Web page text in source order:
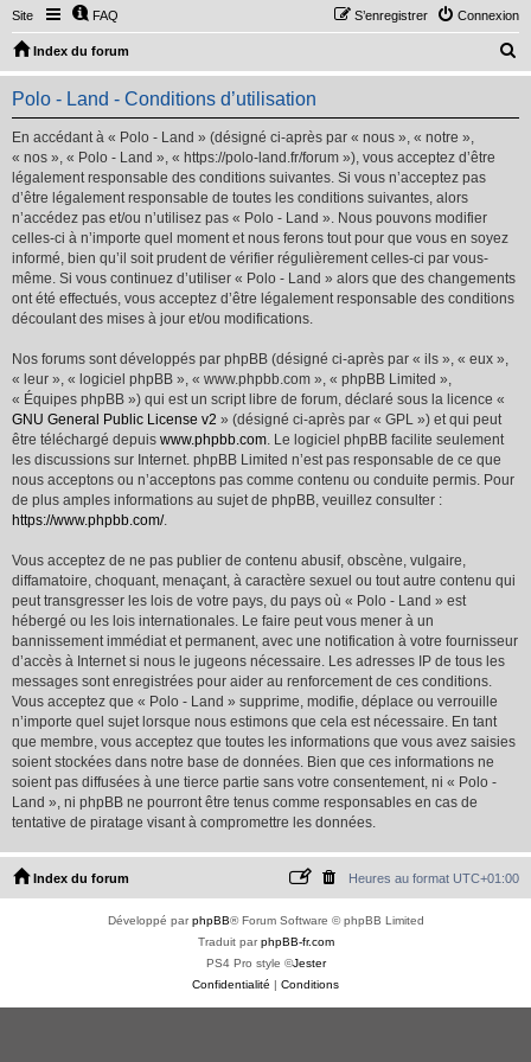
Site FAQ Connexion
S’enregistrer
Index du forum
e
Polo - Land - Conditions d’utilisation
En accédant à « Polo - Land » (désigné ci-après par « nous », « notre »,
« nos », « Polo - Land », « https://polo-land.fr/forum »), vous acceptez d’être
légalement responsable des conditions suivantes. Si vous n’acceptez pas
d’être légalement responsable de toutes les conditions suivantes, alors
n’accédez pas et/ou n’utilisez pas « Polo - Land ». Nous pouvons modifier
celles-ci à n’importe quel moment et nous ferons tout pour que vous en soyez
informé, bien qu’il soit prudent de vérifier régulièrement celles-ci par vous-
même. Si vous continuez d’utiliser « Polo - Land » alors que des changements
ont été effectués, vous acceptez d’être légalement responsable des conditions
découlant des mises à jour et/ou modifications.
Nos forums sont développés par phpBB (désigné ci-après par « ils », « eux »,
« leur », « logiciel phpBB », « www.phpbb.com », « phpBB Limited »,
« Équipes phpBB ») qui est un script libre de forum, déclaré sous la licence «
GNU General Public License v2 » (désigné ci-après par « GPL ») et qui peut
être téléchargé depuis www.phpbb.com. Le logiciel phpBB facilite seulement
les discussions sur Internet. phpBB Limited n’est pas responsable de ce que
nous acceptons ou n’acceptons pas comme contenu ou conduite permis. Pour
de plus amples informations au sujet de phpBB, veuillez consulter :
https://www.phpbb.com/.
Vous acceptez de ne pas publier de contenu abusif, obscène, vulgaire,
diffamatoire, choquant, menaçant, à caractère sexuel ou tout autre contenu qui
peut transgresser les lois de votre pays, du pays où « Polo - Land » est
hébergé ou les lois internationales. Le faire peut vous mener à un
bannissement immédiat et permanent, avec une notification à votre fournisseur
d’accès à Internet si nous le jugeons nécessaire. Les adresses IP de tous les
messages sont enregistrées pour aider au renforcement de ces conditions.
Vous acceptez que « Polo - Land » supprime, modifie, déplace ou verrouille
n’importe quel sujet lorsque nous estimons que cela est nécessaire. En tant
que membre, vous acceptez que toutes les informations que vous avez saisies
soient stockées dans notre base de données. Bien que ces informations ne
soient pas diffusées à une tierce partie sans votre consentement, ni « Polo -
Land », ni phpBB ne pourront être tenus comme responsables en cas de
tentative de piratage visant à compromettre les données.
Index du forum Heures au format UTC+01:00
Développé parphpBB® Forum Software © phpBB Limited
Traduit parphpBB-fr.com
PS4 Pro style ©Jester
Confidentialité | Conditions